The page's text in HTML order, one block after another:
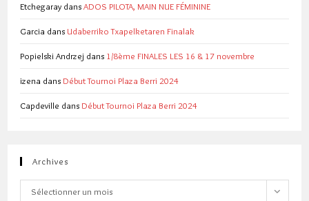
Etchegaray dansADOS PILOTA, MAIN NUE FÉMININE
Garcia dans Udaberriko Txapelketaren Finalak
Popielski Andrzej dans 1/8ème FINALES LES 16 & 17 novembre
izena dans Début Tournoi Plaza Berri 2024
Capdeville dans Début Tournoi Plaza Berri 2024
Archives
Archives
Sélectionner un mois